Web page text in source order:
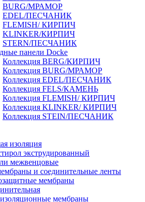
BURG/МРАМОР
EDEL/ПЕСЧАНИК
FLEMISH/ КИРПИЧ
KLINKER/КИРПИЧ
STERN/ПЕСЧАНИК
панели Docke
Коллекция BERG/КИРПИЧ
Коллекция BURG/МРАМОР
Коллекция EDEL/ПЕСЧАНИК
Коллекция FELS/КАМЕНЬ
Коллекция FLEMISH/ КИРПИЧ
Коллекция KLINKER/ КИРПИЧ
Коллекция STEIN/ПЕСЧАНИК
изоляция
экструдированный
межвенцовые
и соединительные ленты
мембраны
мембраны